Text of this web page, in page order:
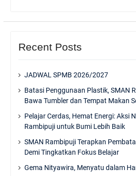
Recent Posts
JADWAL SPMB 2026/2027
Batasi Penggunaan Plastik, SMAN
Bawa Tumbler dan Tempat Makan
Pelajar Cerdas, Hemat Energi: Aksi
Rambipuji untuk Bumi Lebih Baik
SMAN Rambipuji Terapkan
Demi Tingkatkan Fokus Belajar
Gema Nityawira, Menyatu dalam